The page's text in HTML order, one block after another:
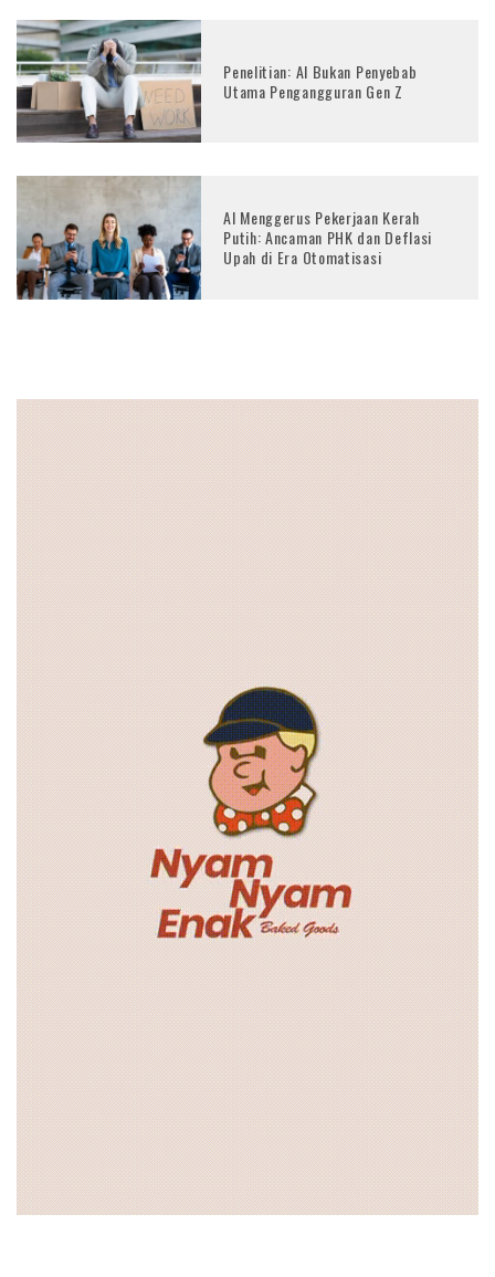
Penelitian: AI Bukan Penyebab
Utama Pengangguran Gen Z
AI Menggerus Pekerjaan Kerah
Putih: Ancaman PHK dan Deflasi
Upah di Era Otomatisasi